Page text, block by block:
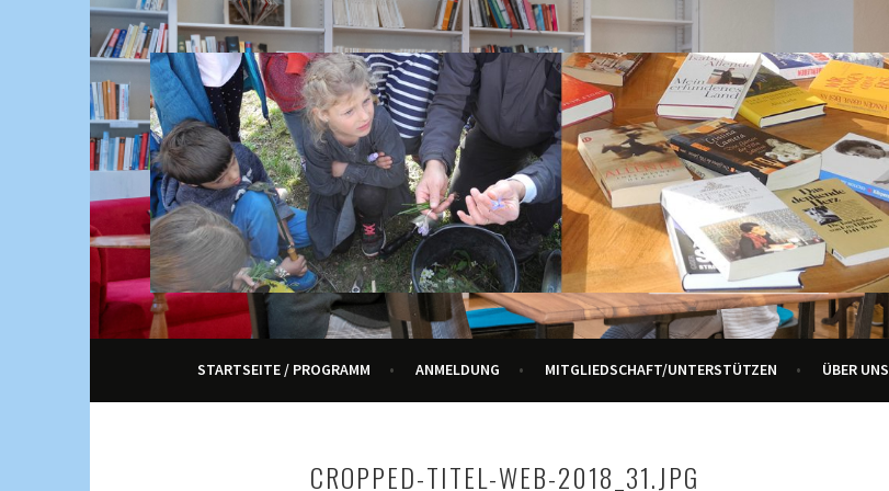
Springe
zum
Inhalt
ENNETRAUM – KULTURZENTRUM ENNETBADEN
KULTUR, KURSE UND VERANSTALTUNGEN FÜR ALLE GENERATIONEN
STARTSEITE / PROGRAMM ANMELDUNG MITGLIEDSCHAFT/UNTERSTÜTZEN ÜBER UNS
CROPPED-TITEL-WEB-2018_31.JPG